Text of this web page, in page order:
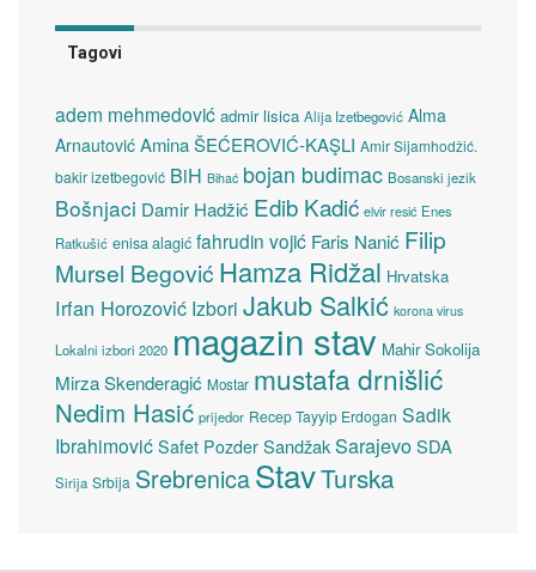
Tagovi
adem mehmedović admir lisica Alija Izetbegović Alma
Arnautović Amina ŠEĆEROVIĆ-KAŞLI Amir Sijamhodžić.
bakir izetbegović BiH Bihać bojan budimac Bosanski jezik
Bošnjaci Damir Hadžić Edib Kadić elvir resić Enes
Ratkušić enisa alagić fahrudin vojić Faris Nanić Filip
Mursel Begović Hamza Ridžal Hrvatska
Irfan Horozović Izbori Jakub Salkić korona virus
Lokalni izbori 2020 magazin stav Mahir Sokolija
Mirza Skenderagić Mostar mustafa drnišlić
Nedim Hasić prijedor Recep Tayyip Erdogan Sadik
Ibrahimović Safet Pozder SandžakSarajevoSDA
Sirija Srbija SrebrenicaStavTurska